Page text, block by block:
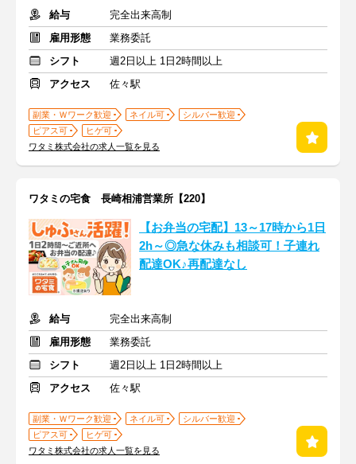
給与
完全出来高制
雇用形態
業務委託
シフト
週2日以上 1日2時間以上
アクセス
佐々駅
副業・Ｗワーク歓迎 ネイル可
シルバー歓迎
ピアス可
ヒゲ可
ワタミ株式会社の求人一覧を見る
ワタミの宅食 長崎相浦営業所【220】
【お弁当の宅配】13～17時から1日
2h～◎急な休みも相談可！子連れ
配達OK♪再配達なし
給与
完全出来高制
雇用形態
業務委託
シフト
週2日以上 1日2時間以上
アクセス
佐々駅
副業・Ｗワーク歓迎 ネイル可
シルバー歓迎
ピアス可
ヒゲ可
ワタミ株式会社の求人一覧を見る